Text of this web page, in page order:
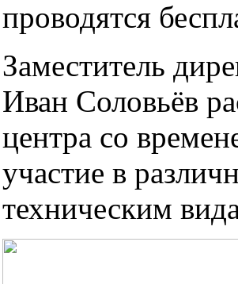
проводятся
Заместитель
Иван Соловьёв
центра со
участие в
техническим